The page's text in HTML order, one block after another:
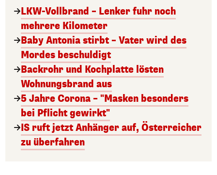
LKW-Vollbrand – Lenker fuhr noch
mehrere Kilometer
Baby Antonia stirbt – Vater wird des
Mordes beschuldigt
Backrohr und Kochplatte lösten
Wohnungsbrand aus
5 Jahre Corona – "Masken besonders
bei Pflicht gewirkt"
IS ruft jetzt Anhänger auf, Österreicher
zu überfahren